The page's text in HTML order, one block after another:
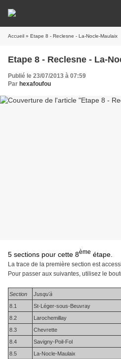
Accueil » Etape 8 - Reclesne - La-Nocle-Maulaix
Etape 8 - Reclesne - La-
Publié le 23/07/2013 à 07:59
Par hexafoufou
5 sections pour cette 8ème étape.
La trace de la première section est
Pour passer aux suivantes, utilisez le
Section Jusqu'à
8.1
St-Léger-sous-Beuvray
8.2
Larochemillay
8.3
Chevrette
8.4
Savigny-Poil-Fol
8.5
La-Nocle-Maulaix